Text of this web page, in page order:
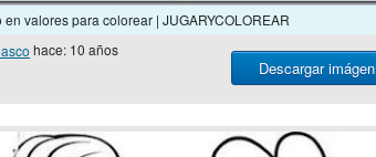
en valores para colorear | JUGARYCOLOREAR
Descargar imágen
hace: 10 años